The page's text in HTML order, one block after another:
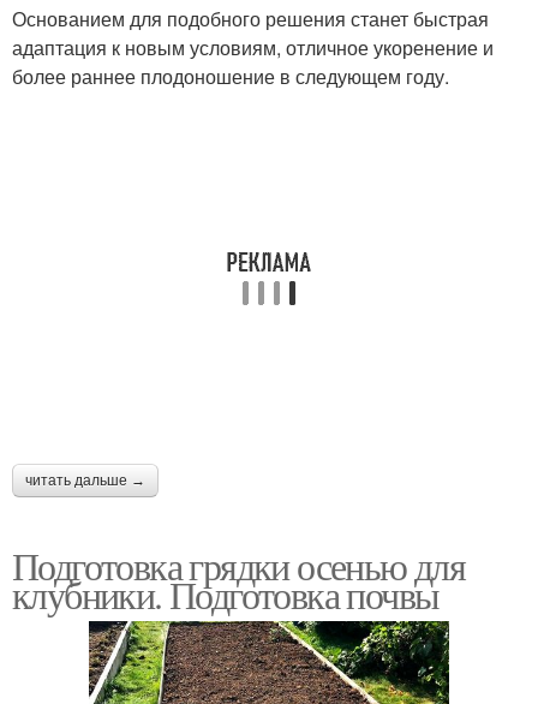
Основанием для подобного решения станет быстрая
адаптация к новым условиям, отличное укоренение и
более раннее плодоношение в следующем году.
читать дальше →
Подготовка грядки осенью для
клубники. Подготовка почвы